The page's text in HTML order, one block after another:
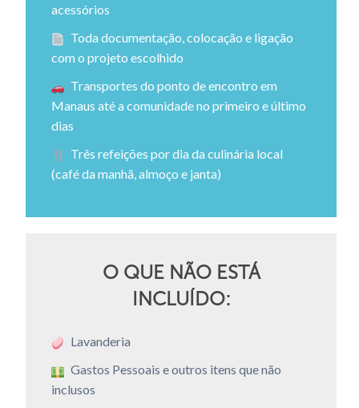
acessórios
Toda documentação, colocação e ligação
com o projeto escolhido
Transportes do ponto de encontro em
Manaus até a comunidade no primeiro e último
dias
Três refeições por dia da culinária local
(café da manhã, almoço e janta)
O QUE NÃO ESTÁ
INCLUÍDO:
Lavanderia
Gastos Pessoais e outros itens que não
inclusos